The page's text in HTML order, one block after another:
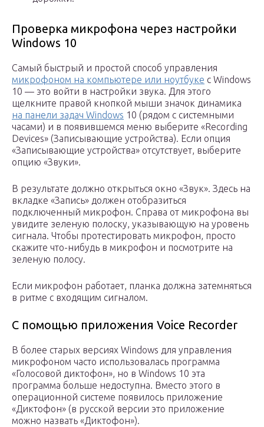
Проверка микрофона через настройки
Windows 10
Самый быстрый и простой способ управления
микрофоном на компьютере или ноутбуке с Windows
10 — это войти в настройки звука. Для этого
щелкните правой кнопкой мыши значок динамика
на панели задач Windows 10 (рядом с системными
часами) и в появившемся меню выберите «Recording
Devices» (Записывающие устройства). Если опция
«Записывающие устройства» отсутствует, выберите
опцию «Звуки».
В результате должно открыться окно «Звук». Здесь на
вкладке «Запись» должен отобразиться
подключенный микрофон. Справа от микрофона вы
увидите зеленую полоску, указывающую на уровень
сигнала. Чтобы протестировать микрофон, просто
скажите что-нибудь в микрофон и посмотрите на
зеленую полосу.
Если микрофон работает, планка должна затемняться
в ритме с входящим сигналом.
С помощью приложения Voice Recorder
В более старых версиях Windows для управления
микрофоном часто использовалась программа
«Голосовой диктофон», но в Windows 10 эта
программа больше недоступна. Вместо этого в
операционной системе появилось приложение
«Диктофон» (в русской версии это приложение
можно назвать «Диктофон»).